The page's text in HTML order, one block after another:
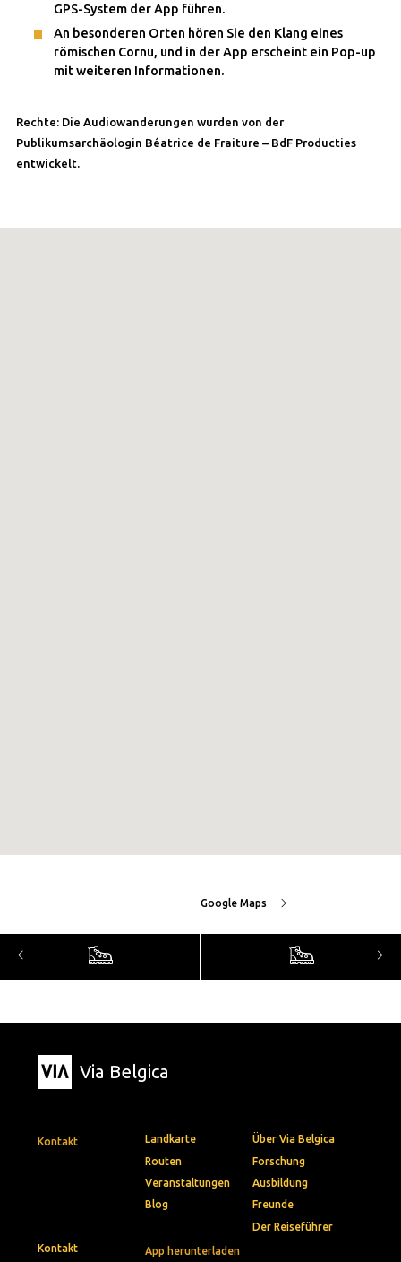
GPS-System der App führen.
An besonderen Orten hören Sie den Klang eines
römischen Cornu, und in der App erscheint ein Pop-up
mit weiteren Informationen.
Rechte: Die Audiowanderungen wurden von der
Publikumsarchäologin Béatrice de Fraiture – BdF Producties
entwickelt.
Google Maps
Via Belgica
Kontakt
App herunterladen
Landkarte
Routen
Veranstaltungen
Blog
Über Via Belgica
Forschung
Ausbildung
Freunde
Der Reiseführer
Kontakt